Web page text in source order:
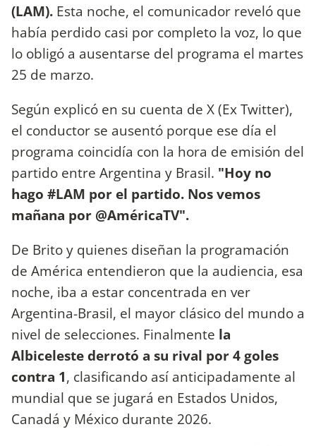
(LAM). Esta noche, el comunicador reveló que
había perdido casi por completo la voz, lo que
lo obligó a ausentarse del programa el martes
25 de marzo.
Según explicó en su cuenta de X (Ex Twitter),
el conductor se ausentó porque ese día el
programa coincidía con la hora de emisión del
partido entre Argentina y Brasil. "Hoy no
hago #LAM por el partido. Nos vemos
mañana por @AméricaTV".
De Brito y quienes diseñan la programación
de América entendieron que la audiencia, esa
noche, iba a estar concentrada en ver
Argentina-Brasil, el mayor clásico del mundo a
nivel de selecciones. Finalmente la
Albiceleste derrotó a su rival por 4 goles
contra 1, clasificando así anticipadamente al
mundial que se jugará en Estados Unidos,
Canadá y México durante 2026.